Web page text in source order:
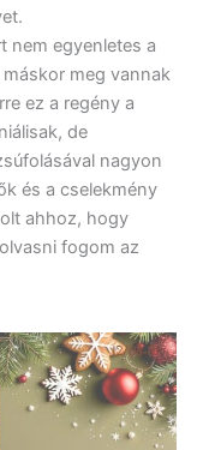
nem egyenletes a
meg vannak
ez a regény a
de
nagyon
és a cselekmény
ahhoz, hogy
fogom az